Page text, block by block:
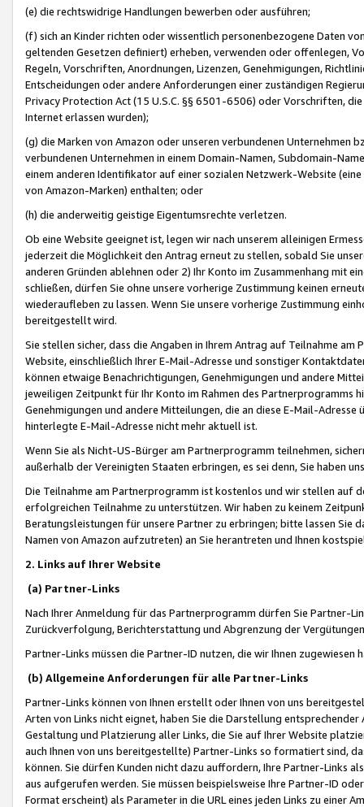
(e) die rechtswidrige Handlungen bewerben oder ausführen;
(f) sich an Kinder richten oder wissentlich personenbezogene Daten
geltenden Gesetzen definiert) erheben, verwenden oder offenlegen,
Regeln, Vorschriften, Anordnungen, Lizenzen, Genehmigungen,
Entscheidungen oder andere Anforderungen einer zuständigen
Privacy Protection Act (15 U.S.C. §§ 6501-6506) oder Vorschriften,
Internet erlassen wurden);
(g) die Marken von Amazon oder unseren verbundenen Unternehmen
verbundenen Unternehmen in einem Domain-Namen, Subdomain-
einem anderen Identifikator auf einer sozialen Netzwerk-Website
von Amazon-Marken) enthalten; oder
(h) die anderweitig geistige Eigentumsrechte verletzen.
Ob eine Website geeignet ist, legen wir nach unserem alleinigen
jederzeit die Möglichkeit den Antrag erneut zu stellen, sobald Sie
anderen Gründen ablehnen oder 2) Ihr Konto im Zusammenhang mit
schließen, dürfen Sie ohne unsere vorherige Zustimmung keinen
wiederaufleben zu lassen. Wenn Sie unsere vorherige Zustimmung
bereitgestellt wird.
Sie stellen sicher, dass die Angaben in Ihrem Antrag auf Teilnahme
Website, einschließlich Ihrer E-Mail-Adresse und sonstiger
können etwaige Benachrichtigungen, Genehmigungen und andere
jeweiligen Zeitpunkt für Ihr Konto im Rahmen des Partnerprogramms
Genehmigungen und andere Mitteilungen, die an diese E-Mail-
hinterlegte E-Mail-Adresse nicht mehr aktuell ist.
Wenn Sie als Nicht-US-Bürger am Partnerprogramm teilnehmen,
außerhalb der Vereinigten Staaten erbringen, es sei denn, Sie haben
Die Teilnahme am Partnerprogramm ist kostenlos und wir stellen auf
erfolgreichen Teilnahme zu unterstützen. Wir haben zu keinem
Beratungsleistungen für unsere Partner zu erbringen; bitte lassen Sie
Namen von Amazon aufzutreten) an Sie herantreten und Ihnen
2. Links auf Ihrer Website
(a) Partner-Links
Nach Ihrer Anmeldung für das Partnerprogramm dürfen Sie Partner-
Zurückverfolgung, Berichterstattung und Abgrenzung der
Partner-Links müssen die Partner-ID nutzen, die wir Ihnen zugewiesen
(b) Allgemeine Anforderungen für alle Partner-Links
Partner-Links können von Ihnen erstellt oder Ihnen von uns
Arten von Links nicht eignet, haben Sie die Darstellung
Gestaltung und Platzierung aller Links, die Sie auf Ihrer Website
auch Ihnen von uns bereitgestellte) Partner-Links so formatiert sind,
können. Sie dürfen Kunden nicht dazu auffordern, Ihre Partner-Links
aus aufgerufen werden. Sie müssen beispielsweise Ihre Partner-ID
Format erscheint) als Parameter in die URL eines jeden Links zu einer